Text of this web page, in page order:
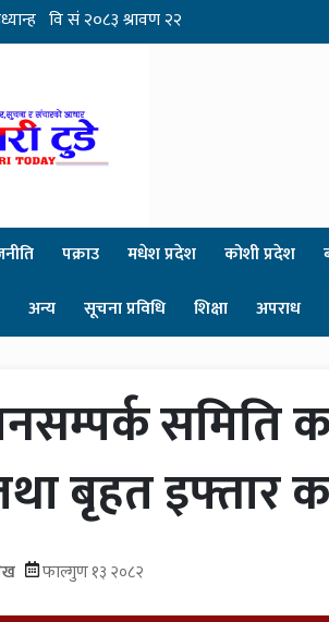
पक्राउ मधेश प्रदेश कोशी प्रदेश
अन्य सूचना प्रविधि शिक्षा अपराध
समिति
बृहत इफ्तार
फाल्गुण १३ २०८२